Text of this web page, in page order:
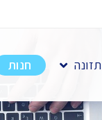
חנות